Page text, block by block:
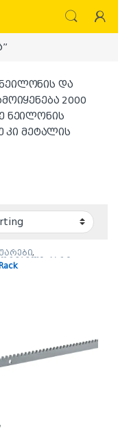
და
2000
ნეილონის
კი მეტალის
,
კარი